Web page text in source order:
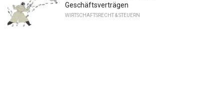
Geschäftsverträgen
WIRTSCHAFTSRECHT & STEUERN